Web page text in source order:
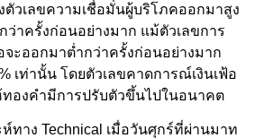
ตัวเลขความเชื่อมั่นผู้บริโภคออกมาสูง
าครั้งก่อนอย่างมาก แม้ตัวเลขการ
จะออกมาต่ำกว่าครั้งก่อนอย่างมาก
เท่านั้น โดยตัวเลขคาดการณ์เงินเฟ้อ
ทองคำมีการปรับตัวขึ้นไปในอนาคต
ทาง Technical เมื่อวันศุกร์ที่ผ่านมาท